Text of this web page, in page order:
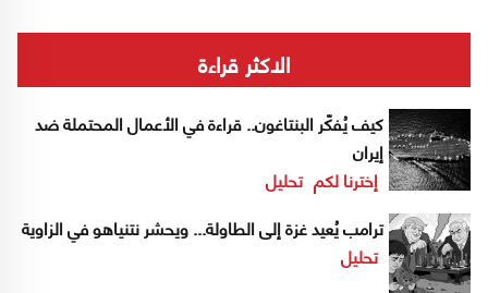
الاكثر قراءة
كيف يُفكّر البنتاغون.. قراءة في الأعمال المحتملة ضد
إيران
إخترنا لكم تحليل
ترامب يُعيد غزة إلى الطاولة... ويحشر نتنياهو في الزاوية
تحليل